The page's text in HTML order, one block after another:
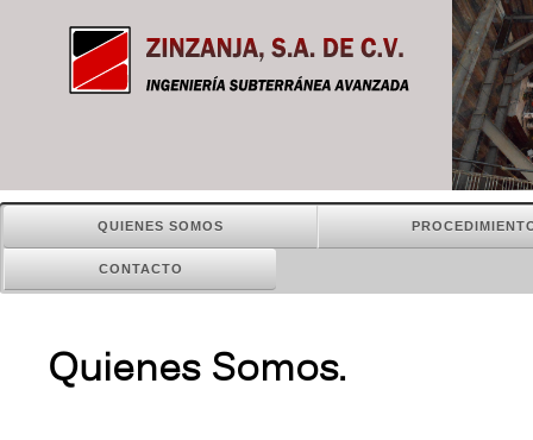
QUIENES SOMOS
CONTACTO
Quienes Somos.